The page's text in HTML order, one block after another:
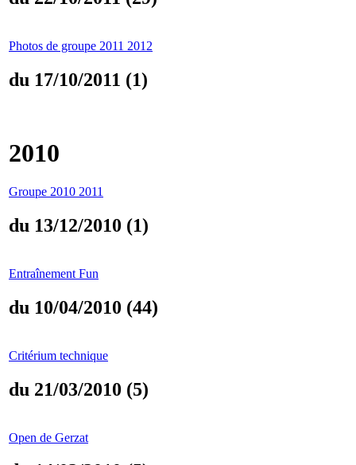
Photos de groupe 2011 2012
du 17/10/2011 (1)
2010
Groupe 2010 2011
du 13/12/2010 (1)
Entraînement Fun
du 10/04/2010 (44)
Critérium technique
du 21/03/2010 (5)
Open de Gerzat